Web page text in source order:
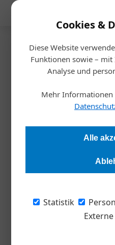
Cookies &
Diese Website
Funktionen sowie –
Analyse und
Mehr Informationen
Alle
Statistik
Startseite/
„Best of
Dritter
Die Kerkhoff Cost
mit dem „Best of
überzeugten die
mit einem
Immobilienunternehmen.